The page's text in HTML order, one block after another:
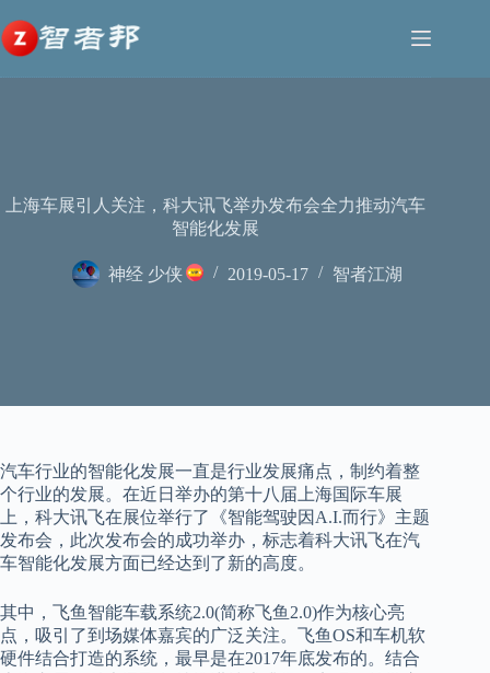
至
内
容
上海车展引人关注，科大讯飞举办发布会全力推动汽车
智能化发展
神经 少侠 2019-05-17 智者江湖
汽车行业的智能化发展一直是行业发展痛点，制约着整
个行业的发展。在近日举办的第十八届上海国际车展
上，科大讯飞在展位举行了《智能驾驶因A.I.而行》主题
发布会，此次发布会的成功举办，标志着科大讯飞在汽
车智能化发展方面已经达到了新的高度。
其中，飞鱼智能车载系统2.0(简称飞鱼2.0)作为核心亮
点，吸引了到场媒体嘉宾的广泛关注。飞鱼OS和车机软
硬件结合打造的系统，最早是在2017年底发布的。结合